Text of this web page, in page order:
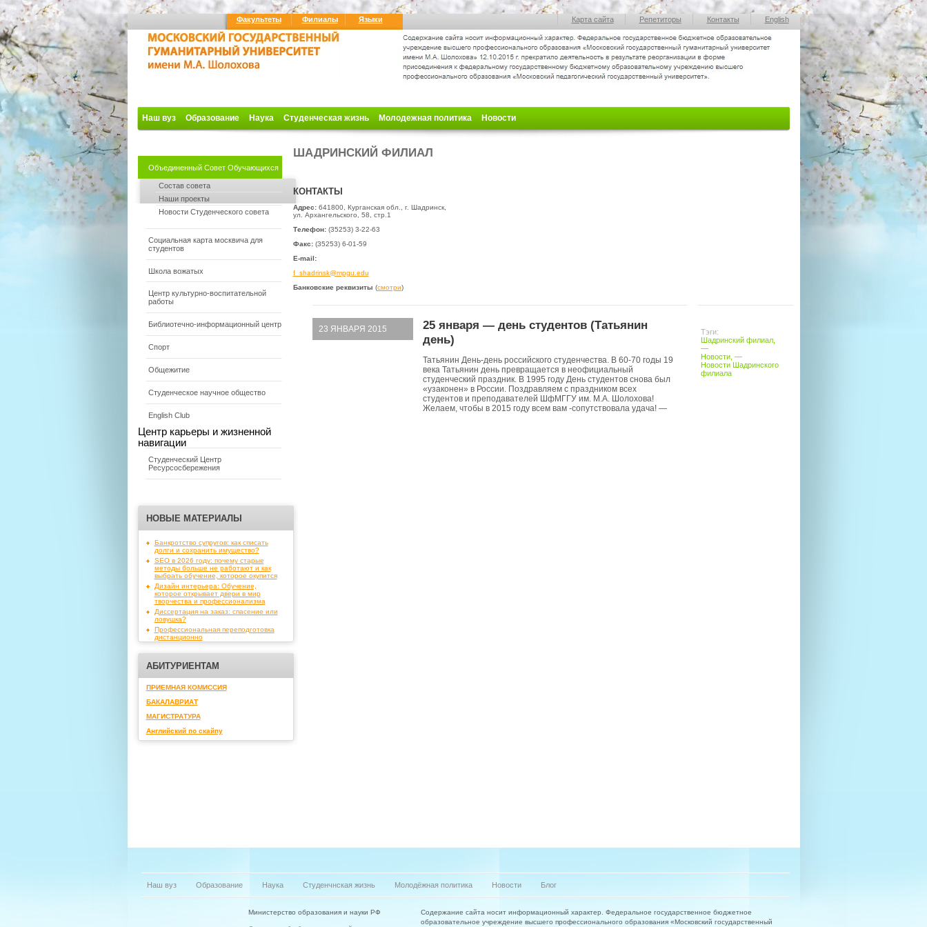
Факультеты Филиалы Языки Карта сайта Репетиторы Контакты English
Наш вуз Образование Наука Студенческая жизнь Молодежная политика Новости
Объединенный Совет Обучающихся
Состав совета
Наши проекты
Новости Студенческого совета
Социальная карта москвича для
студентов
Школа вожатых
Центр культурно-воспитательной
работы
Библиотечно-информационный центр
Спорт
Общежитие
Студенческое научное общество
English Club
Центр карьеры и жизненной
навигации
Студенческий Центр
Ресурсосбережения
НОВЫЕ МАТЕРИАЛЫ
Банкротство супругов: как списать
долги и сохранить имущество?
SEO в 2026 году: почему старые
методы больше не работают и как
выбрать обучение, которое окупится
Дизайн интерьера: Обучение,
которое открывает двери в мир
творчества и профессионализма
Диссертация на заказ: спасение или
ловушка?
Профессиональная переподготовка
дистанционно
АБИТУРИЕНТАМ
ПРИЕМНАЯ КОМИССИЯ
БАКАЛАВРИАТ
МАГИСТРАТУРА
Английский по скайпу
ШАДРИНСКИЙ ФИЛИАЛ
КОНТАКТЫ
Адрес:641800, Курганская обл., г. Шадринск,
ул. Архангельского, 58, стр.1
Телефон:(35253) 3-22-63
Факс:(35253) 6-01-59
E-mail:
f_shadrinsk@mpgu.edu
Банковские реквизиты (смотри)
Тэги:
Шадринский филиал,
—
Новости, —
Новости Шадринского
филиала
23 ЯНВАРЯ 2015
25 января — день студентов (Татьянин
день)
Татьянин День-день российского студенчества. В 60-70 годы 19
века Татьянин день превращается в неофициальный
студенческий праздник. В 1995 году День студентов снова был
«узаконен» в России. Поздравляем с праздником всех
студентов и преподавателей ШфМГГУ им. М.А. Шолохова!
Желаем, чтобы в 2015 году всем вам -сопутствовала удача! —
Наш вуз Образование Наука Студенчнская жизнь Молодёжная политика Новости Блог
Министерство образования и науки РФ
Содержание сайта носит информационный характер. Федеральное государственное бюджетное
образовательное учреждение высшего профессионального образования «Московский государственный